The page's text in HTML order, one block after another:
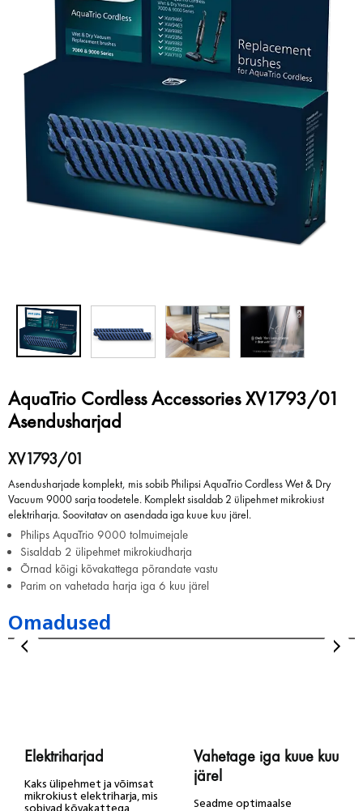
AquaTrio Cordless Accessories XV1793/01
Asendusharjad
XV1793/01
Asendusharjade komplekt, mis sobib Philipsi AquaTrio Cordless Wet & Dry
Vacuum 9000 sarja toodetele. Komplekt sisaldab 2 ülipehmet mikrokiust
elektriharja. Soovitatav on asendada iga kuue kuu järel.
Philips AquaTrio 9000 tolmuimejale
Sisaldab 2 ülipehmet mikrokiudharja
Õrnad kõigi kõvakattega põrandate vastu
Parim on vahetada harja iga 6 kuu järel
Omadused
Elektriharjad
Kaks ülipehmet ja võimsat
mikrokiust elektriharja, mis
Vahetage iga kuue kuu
järel
Seadme optimaalse